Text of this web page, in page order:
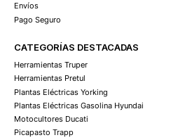
Envíos
Pago Seguro
CATEGORÍAS DESTACADAS
Herramientas Truper
Herramientas Pretul
Plantas Eléctricas Yorking
Plantas Eléctricas Gasolina Hyundai
Motocultores Ducati
Picapasto Trapp